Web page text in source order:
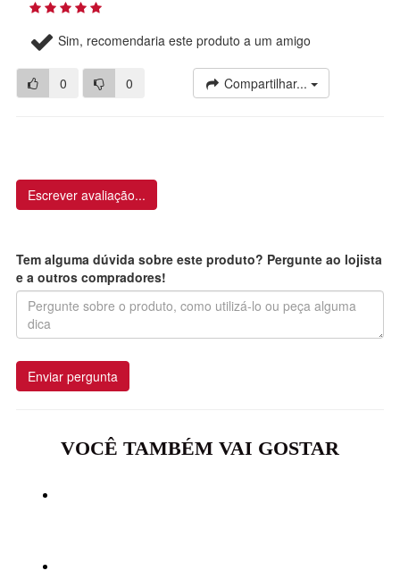
Sim, recomendaria este produto a um amigo
0 0 Compartilhar...
Escrever avaliação...
Tem alguma dúvida sobre este produto? Pergunte ao lojista
e a outros compradores!
Enviar pergunta
VOCÊ TAMBÉM VAI GOSTAR